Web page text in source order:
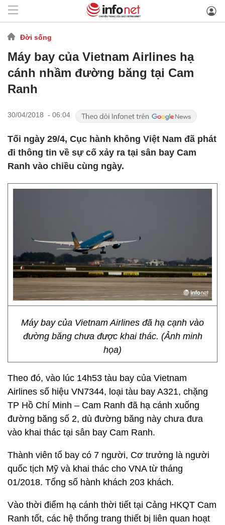
Đời sống
Máy bay của Vietnam Airlines hạ
cánh nhầm đường băng tại Cam
Ranh
30/04/2018 - 06:04
Tối ngày 29/4, Cục hành không Việt Nam đã phát
đi thông tin về sự cố xảy ra tại sân bay Cam
Ranh vào chiều cùng ngày.
Máy bay của Vietnam Airlines đã hạ cạnh vào
đường băng chưa được khai thác. (Ảnh minh
họa)
Theo đó, vào lúc 14h53 tàu bay của Vietnam
Airlines số hiệu VN7344, loại tàu bay A321, chặng
TP Hồ Chí Minh – Cam Ranh đã hạ cánh xuống
đường băng số 2, dù đường băng này chưa đưa
vào khai thác tại sân bay Cam Ranh.
Thành viên tổ bay có 7 người, Cơ trưởng là người
quốc tịch Mỹ và khai thác cho VNA từ tháng
01/2018. Tổng số hành khách 203 khách.
Vào thời điểm hạ cánh thời tiết tại Cảng HKQT Cam
Ranh tốt, các hệ thống trang thiết bị liên quan hoạt